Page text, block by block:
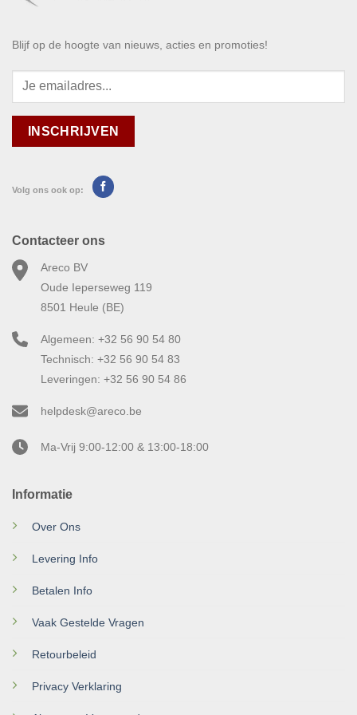
Blijf op de hoogte van nieuws, acties en promoties!
Volg ons ook op:
Informatie
Over Ons
Levering Info
Betalen Info
Vaak Gestelde Vragen
Retourbeleid
Privacy Verklaring
Contacteer ons
Areco BV
Oude Ieperseweg 119
8501 Heule (BE)
Algemeen: +32 56 90 54 80
Technisch: +32 56 90 54 83
Leveringen: +32 56 90 54 86
helpdesk@areco.be
Ma-Vrij 9:00-12:00 & 13:00-18:00